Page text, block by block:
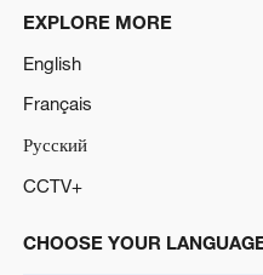
EXPLORE MORE
English
Français
Русский
CCTV+
CHOOSE YOUR